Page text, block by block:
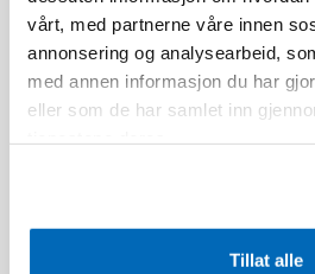
vårt, med partnerne våre innen
annonsering og analysearbeid,
med annen informasjon du har
eller som de har samlet inn
Tillat alle
ord:
«Jeg tror på noe stort, det at vi
derfor trenger hverandre, i
Stordahl videre, i takt med